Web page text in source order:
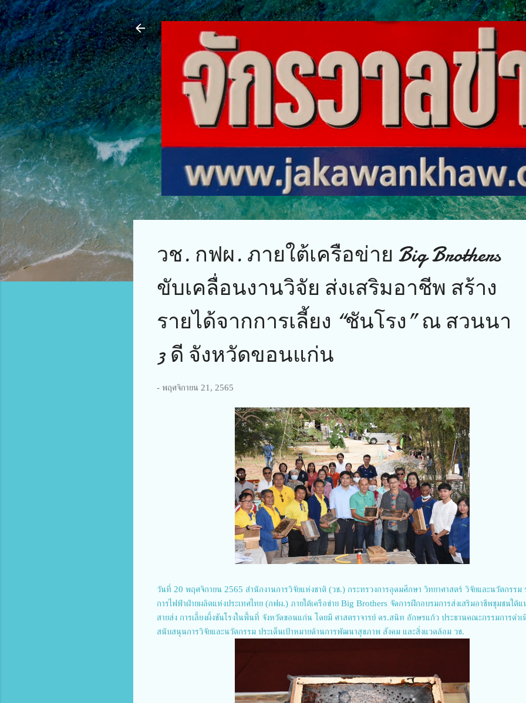
ข้ามไปที่เนื้อหาหลัก
วช. กฟผ. ภายใต้เครือข่าย Big Brothers
ขับเคลื่อนงานวิจัย ส่งเสริมอาชีพ สร้าง
รายได้จากการเลี้ยง “ชันโรง” ณ สวนนา
3 ดี จังหวัดขอนแก่น
- พฤศจิกายน 21, 2565
วันที่ 20 พฤศจิกายน 2565 สำนักงานการวิจัยแห่งชาติ (วช.) กระทรวงการอุดมศึกษา วิทยาศาสตร์ วิจัยและนวัตกรรม
การไฟฟ้าฝ่ายผลิตแห่งประเทศไทย (กฟผ.) ภายใต้เครือข่าย Big Brothers จัดการฝึกอบรมการส่งเสริมอาชีพชุมชนใต้แ
สายส่ง การเลี้ยงผึ้งชันโรงในพื้นที่ จังหวัดขอนแก่น โดยมี ศาสตราจารย์ ดร.สนิท อักษรแก้ว ประธานคณะกรรมการดำเ
สนับสนุนการวิจัยและนวัตกรรม ประเด็นเป้าหมายด้านการพัฒนาสุขภาพ สังคม และสิ่งแวดล้อม วช.